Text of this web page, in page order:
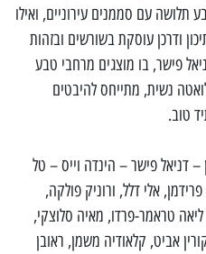
תלושה עם סממנים עירוניים, ואילו
ודרכן עוסקת בשורשים ובזהות
פישר, בו מוצגים מרחבי טבע
נשית, מתייחס להיבטים
טוב.
דניאל פישר – הינדה וייס – טל
אלי דלל, ורוניק פולקה,
ליאה טראמר-פרדו, מאיה סלוצקי,
אביט, קלאודיה משמן, ראובן